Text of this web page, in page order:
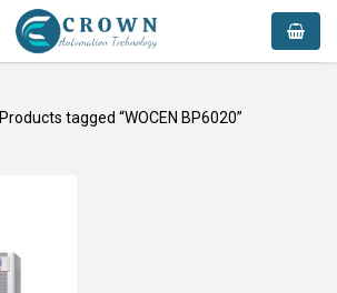
Products tagged “WOCEN BP6020”